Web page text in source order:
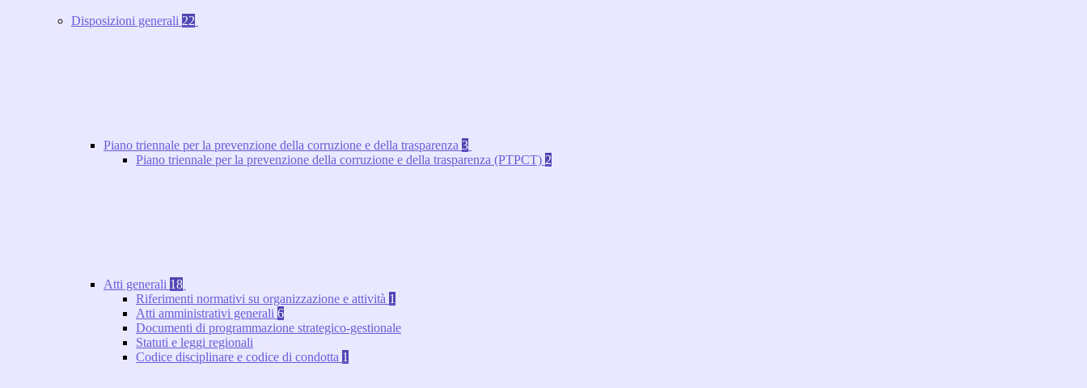
Disposizioni generali 22
Piano triennale per la prevenzione della corruzione e della trasparenza 3
Piano triennale per la prevenzione della corruzione e della trasparenza (PTPCT) 2
Atti generali 18
Riferimenti normativi su organizzazione e attività 1
Atti amministrativi generali 6
Documenti di programmazione strategico-gestionale
Statuti e leggi regionali
Codice disciplinare e codice di condotta 1